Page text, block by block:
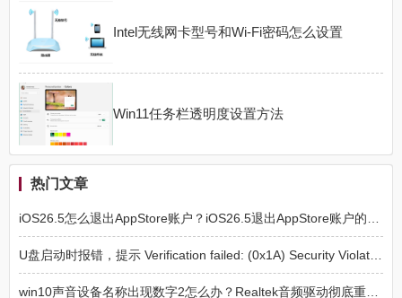
Intel无线网卡型号和Wi-Fi密码怎么设置
Win11任务栏透明度设置方法
热门文章